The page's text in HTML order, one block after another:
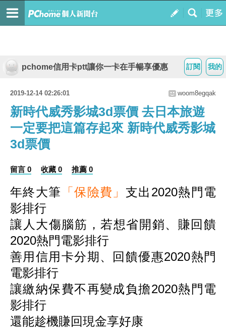
我的
訂閱
pchome信用卡ptt讓你一卡在手暢享優惠
2019-12-14 02:26:01 woom8egqak
新時代威秀影城3d票價 去日本旅遊
一定要把這篇存起來 新時代威秀影城
3d票價
留言 0 收藏 0 推薦 0
年終大筆 「保險費」 支出2020熱門電
影排行
讓人大傷腦筋，若想省開銷、賺回饋
2020熱門電影排行
善用信用卡分期、回饋優惠2020熱門
電影排行
讓繳納保費不再變成負擔2020熱門電
影排行
還能趁機賺回現金享好康